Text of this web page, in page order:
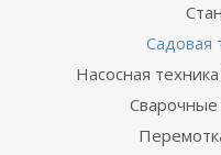
Садовая
Насосная
Сварочные